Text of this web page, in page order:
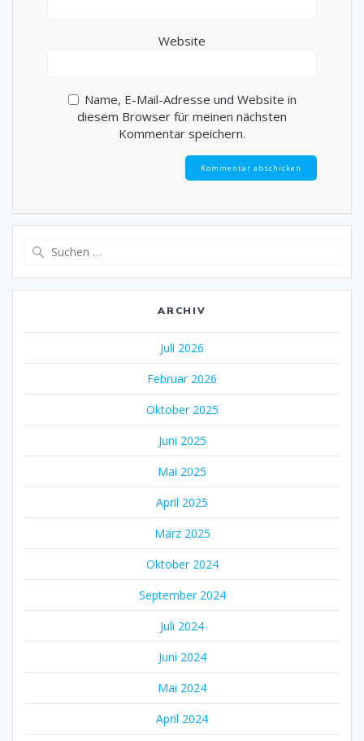
Website
Name, E-Mail-Adresse und Website in
diesem Browser für meinen nächsten
Kommentar speichern.
ARCHIV
Juli 2026
Februar 2026
Oktober 2025
Juni 2025
Mai 2025
April 2025
März 2025
Oktober 2024
September 2024
Juli 2024
Juni 2024
Mai 2024
April 2024